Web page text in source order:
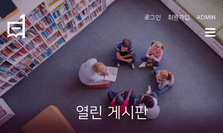
로그인 회원가입 ADMIN
열린 게시판
학
도
협
개